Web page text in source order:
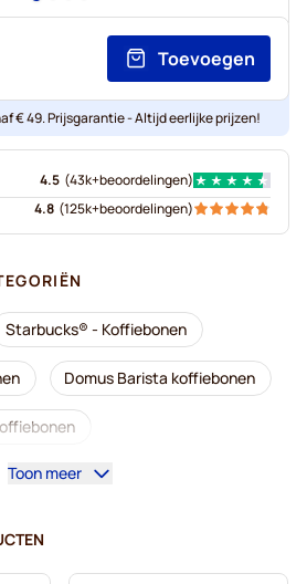
Toevoegen
€ 49. Prijsgarantie - Altijd eerlijke prijzen!
4.5 (43k+beoordelingen)
4.8 (125k+beoordelingen)
Starbucks® - Koffiebonen
Domus Barista koffiebonen
Cafeïnevrij - Koffiebonen
Merrild - Koffiebonen
Toon meer